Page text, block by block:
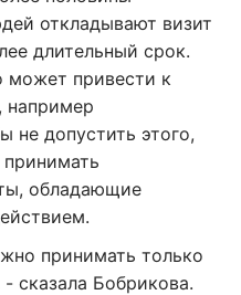
откладывают визит
длительный срок.
может привести к
например
не допустить этого,
принимать
обладающие
принимать только
сказала Бобрикова.